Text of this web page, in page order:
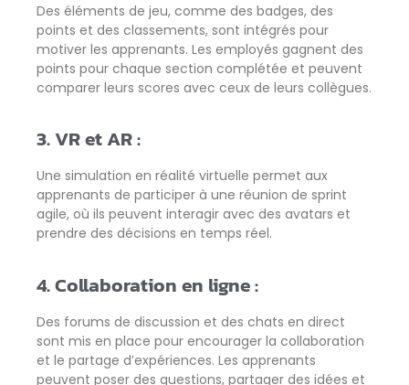
Des éléments de jeu, comme des badges, des
points et des classements, sont intégrés pour
motiver les apprenants. Les employés gagnent des
points pour chaque section complétée et peuvent
comparer leurs scores avec ceux de leurs collègues.
3. VR et AR :
Une simulation en réalité virtuelle permet aux
apprenants de participer à une réunion de sprint
agile, où ils peuvent interagir avec des avatars et
prendre des décisions en temps réel.
4. Collaboration en ligne :
Des forums de discussion et des chats en direct
sont mis en place pour encourager la collaboration
et le partage d’expériences. Les apprenants
peuvent poser des questions, partager des idées et